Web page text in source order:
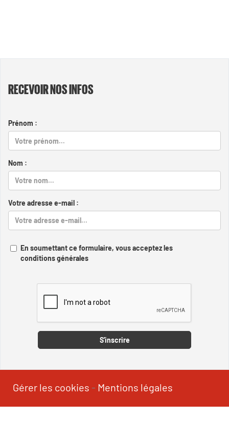
RECEVOIR NOS INFOS
Prénom :
Nom :
Votre adresse e-mail :
En soumettant ce formulaire, vous acceptez les
conditions générales
S'inscrire
Gérer les cookies - Mentions légales